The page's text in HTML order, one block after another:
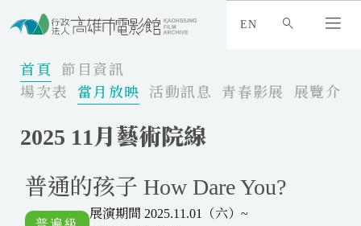
EN
首頁
節目資訊
場次表
當月放映 活動訊息 青春影展 展覽介紹
2025 11月藝術院線
普通的孩子 How Dare You?
展演期間 2025.11.01（六）~